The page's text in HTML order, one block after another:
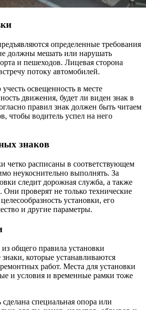
определенные требования
должны мешать или нарушать
и пешеходов. Лицевая сторона
потоку автомобилей.
освещенность в месте
движения, будет ли виден знак в
правил знак должен быть читаем
чтобы водитель успел на него
знаков
четко расписаны в соответствующем
неукоснительно выполнять. За
следит дорожная служба, а также
проверят не только технические
установки, его
и другие параметры.
общего правила установки
которые устанавливаются
работ. Места для установки
и условия и временные рамки тоже
специальная опора или